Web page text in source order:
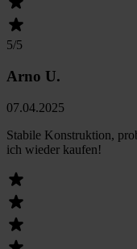
5/5
Arno U.
07.04.2025
Stabile Konstruktion,
ich wieder kaufen!